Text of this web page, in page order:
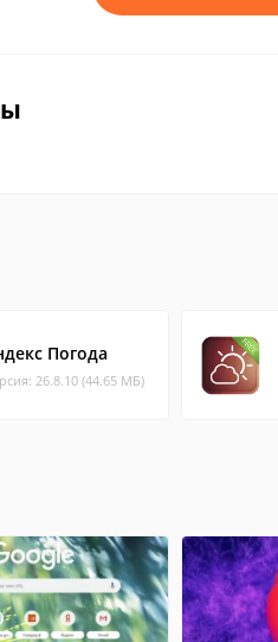
Погода
26.8.10 (44.65 МБ)